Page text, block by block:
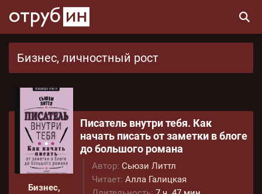
Бизнес, личностный рост
Бизнес,
Писатель внутри тебя. Как
начать писать от заметки в блоге
до большого романа
Автор: Сьюзи Литтл
Читает: Алла Галицкая